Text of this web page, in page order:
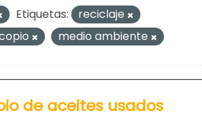
Etiquetas:
reciclaje
medio ambiente
de aceites usados